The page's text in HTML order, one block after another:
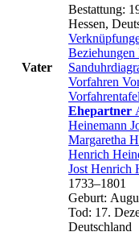
Vater
Bestattung:
Hessen,
Beziehungen
Vorfahren
Vorfahrentafel
Ehepartner
Heinemann
Margaretha
Henrich
Jost Henrich
1733–1801
Geburt:
Tod: 17.
Deutschland